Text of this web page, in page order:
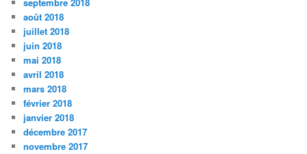
août 2018
juillet 2018
juin 2018
mai 2018
avril 2018
mars 2018
février 2018
janvier 2018
décembre 2017
novembre 2017